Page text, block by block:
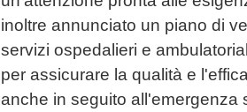
inoltre annunciato un piano di
servizi ospedalieri e
per assicurare la qualità e
anche in seguito all'emergenza